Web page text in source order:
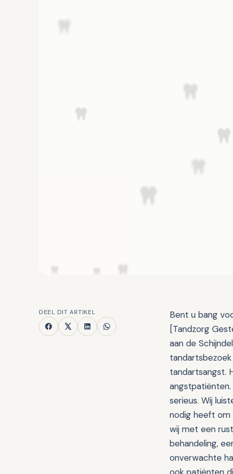
DEEL DIT ARTIKEL
Bent u bang
[Tandzorg
aan de
tandartsangst.
serieus. Wij
nodig heeft om
wij met een
behandeling,
onverwachte